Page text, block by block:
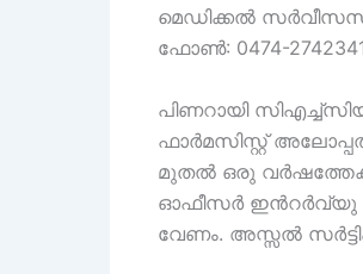
മെഡിക്കൽ
ഫോൺ: 0474-2742341
പിണറായി
ഫാർമസിസ്റ്റ്
മുതൽ ഒരു
ഓഫീസർ ഇൻറർവ്യു
വേണം. അസ്സൽ